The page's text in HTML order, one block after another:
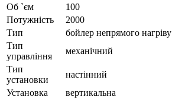
Об `єм
100
Потужність
2000
Тип
бойлер непрямого нагріву
Тип
управління
механічний
Тип
установки
настінний
Установка
вертикальна